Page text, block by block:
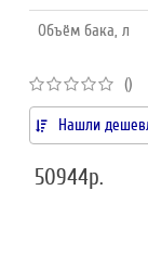
Объём бака, л
()
Нашли
50944р.